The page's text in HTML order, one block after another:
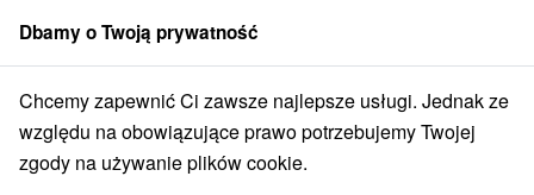
członek grupySorger
Chaty na prenájom Stredné Slovensko Žilinský kraj Belá
Najtańsze chaty na prenájom Belá
Dbamy o Twoją prywatność
Chcemy zapewnić Ci zawsze najlepsze usługi. Jednak ze
względu na obowiązujące prawo potrzebujemy Twojej
zgody na używanie plików cookie.